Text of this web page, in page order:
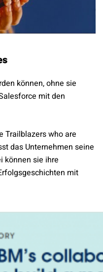
können, ohne sie
mit den
Trailblazers who are
das Unternehmen seine
können sie ihre
mit